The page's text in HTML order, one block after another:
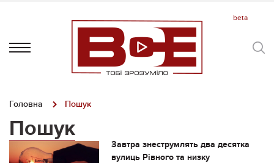
Головна Пошук
Пошук
Завтра знеструмлять два десятка
вулиць Рівного та низку